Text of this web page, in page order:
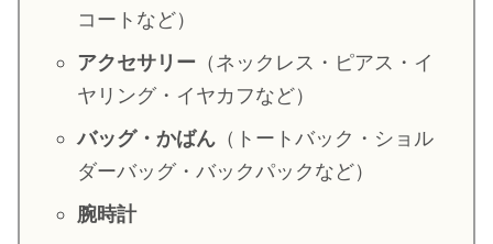
山田裕貴
女子アナ衣装
バラエティ番組衣裳
コートなど）
アクセサリー （ネックレス・ピアス・イ
ヤリング・イヤカフなど）
バッグ・かばん （トートバック・ショル
ダーバッグ・バックパックなど）
腕時計